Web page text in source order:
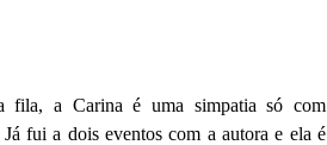
fila, a Carina é uma simpatia só com
fui a dois eventos com a autora e ela é